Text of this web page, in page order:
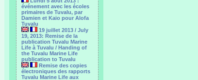
événement avec les écoles
primaires de Tuvalu, par
Damien et Kaio pour Alofa
Tuvalu
19 juillet 2013 / July
19, 2013: Remise de la
publication Tuvalu Marine
Life à Tuvalu / Handing of
the Tuvalu Marine Life
publication to Tuvalu
Remise des copies
électroniques des rapports
Tuvalu Marine Life aux